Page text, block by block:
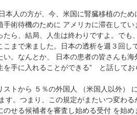
本人の方が、今、米国に腎臓移植のた
手術待機のために アメリカに滞在して
たら、結局、人生は終わりですよ。でも
まで来ました。日本の透析を週３回し
い。なんとか、 日本の患者の皆さんも
手に入れることができる” と話してお
トから ５％の外国人 （米国人以外）
す。つまり、この規定がまたいつ変わ
せる候補者を審査し始める受付 を始め